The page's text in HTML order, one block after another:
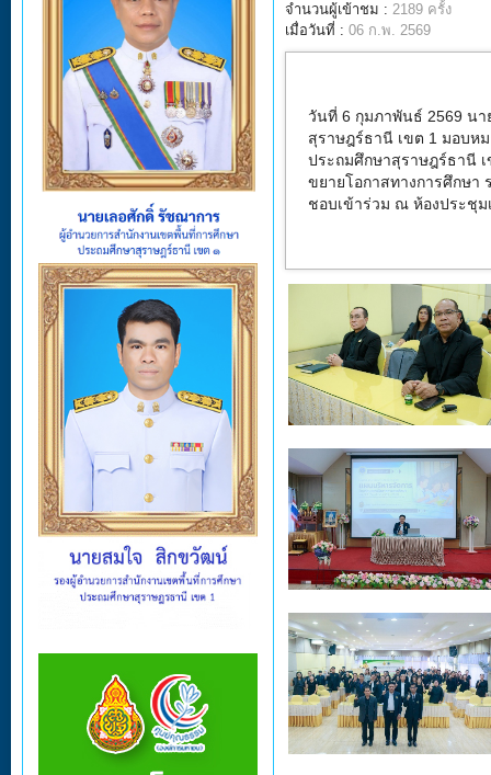
จำนวนผู้เข้าชม : 2189 ครั้ง
เมื่อวันที่ : 06 ก.พ. 2569
วันที่ 6 กุมภาพันธ์ 2569 นา
สุราษฎร์ธานี เขต 1 มอบห
ประถมศึกษาสุราษฎร์ธานี
ขยายโอกาสทางการศึกษา
ชอบเข้าร่วม ณ ห้องประชุ